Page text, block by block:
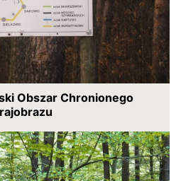
Obszar Chronionego